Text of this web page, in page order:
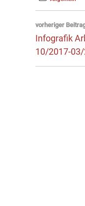
vorheriger
Vorheriger
Beitrag:
Infografik
10/2017-